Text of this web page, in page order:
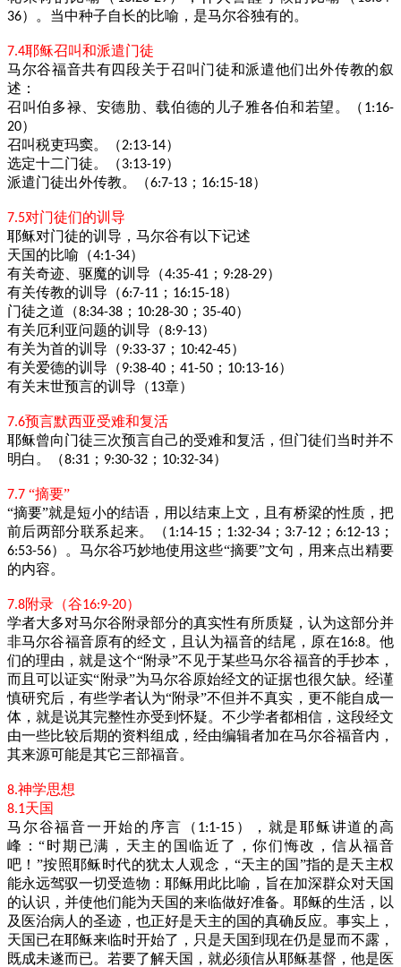
36）。当中种子自长的比喻，是马尔谷独有的。
7.4耶稣召叫和派遣门徒
马尔谷福音共有四段关于召叫门徒和派遣他们出外传教的叙
述：
召叫伯多禄、安德肋、载伯德的儿子雅各伯和若望。（ 1:16-
20）
召叫税吏玛窦。（2:13-14）
选定十二门徒。（3:13-19）
派遣门徒出外传教。（6:7-13 ； 16:15-18）
7.5对门徒们的训导
耶稣对门徒的训导，马尔谷有以下记述
天国的比喻（4:1-34）
有关奇迹、驱魔的训导（4:35-41 ； 9:28-29）
有关传教的训导（6:7-11 ； 16:15-18）
门徒之道（8:34-38 ； 10:28-30 ； 35-40）
有关厄利亚问题的训导（8:9-13）
有关为首的训导（9:33-37 ； 10:42-45）
有关爱德的训导（9:38-40 ； 41-50 ； 10:13-16）
有关末世预言的训导（13章）
7.6预言默西亚受难和复活
耶稣曾向门徒三次预言自己的受难和复活，但门徒们当时并不
明白。（8:31 ； 9:30-32 ； 10:32-34）
7.7 “摘要”
“摘要”就是短小的结语，用以结束上文，且有桥梁的性质，把
前后两部分联系起来。（1:14-15 ； 1:32-34 ； 3:7-12 ； 6:12-13 ；
6:53-56）。马尔谷巧妙地使用这些“摘要”文句，用来点出精要
的内容。
7.8附录（谷16:9-20）
学者大多对马尔谷附录部分的真实性有所质疑，认为这部分并
非马尔谷福音原有的经文，且认为福音的结尾，原在16:8。他
们的理由，就是这个“附录”不见于某些马尔谷福音的手抄本，
而且可以证实“附录”为马尔谷原始经文的证据也很欠缺。经谨
慎研究后，有些学者认为“附录”不但并不真实，更不能自成一
体，就是说其完整性亦受到怀疑。不少学者都相信，这段经文
由一些比较后期的资料组成，经由编辑者加在马尔谷福音内，
其来源可能是其它三部福音。
8.神学思想
8.1天国
马尔谷福音一开始的序言（ 1:1-15 ），就是耶稣讲道的高
峰：“时期已满，天主的国临近了，你们悔改，信从福音
吧！”按照耶稣时代的犹太人观念，“天主的国”指的是天主权
能永远驾驭一切受造物：耶稣用此比喻，旨在加深群众对天国
的认识，并使他们能为天国的来临做好准备。耶稣的生活，以
及医治病人的圣迹，也正好是天主的国的真确反应。事实上，
天国已在耶稣来临时开始了，只是天国到现在仍是显而不露，
既成未遂而已。若要了解天国，就必须信从耶稣基督，他是医